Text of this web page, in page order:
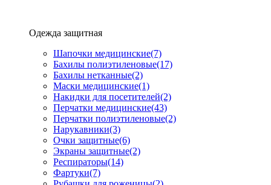
Одежда защитная
Шапочки медицинские(7)
Бахилы полиэтиленовые(17)
Бахилы нетканные(2)
Маски медицинские(1)
Накидки для посетителей(2)
Перчатки медицинские(43)
Перчатки полиэтиленовые(2)
Нарукавники(3)
Очки защитные(6)
Экраны защитные(2)
Рeспираторы(14)
Фартуки(7)